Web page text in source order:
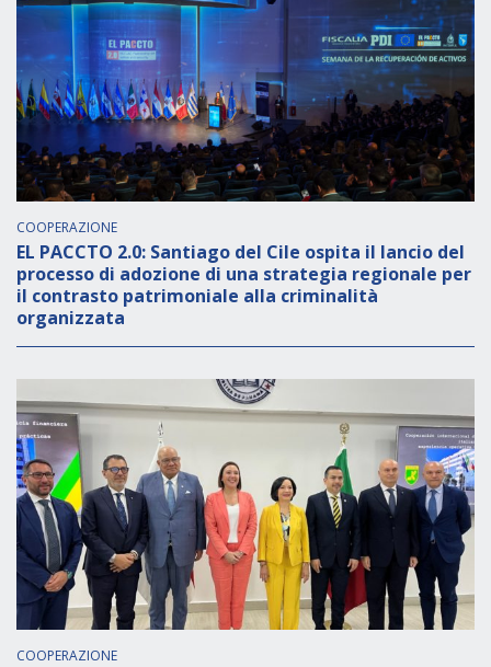
COOPERAZIONE
EL PACCTO 2.0: Santiago del Cile ospita il lancio del
processo di adozione di una strategia regionale per
il contrasto patrimoniale alla criminalità
organizzata
COOPERAZIONE